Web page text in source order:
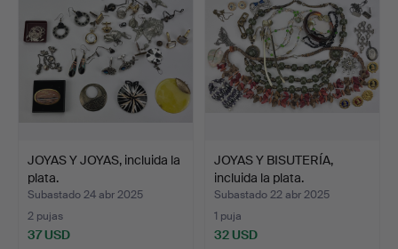
JOYAS Y JOYAS, incluida la
plata.
Subastado 24 abr 2025
2 pujas
37 USD
JOYAS Y BISUTERÍA,
incluida la plata.
Subastado 22 abr 2025
1 puja
32 USD